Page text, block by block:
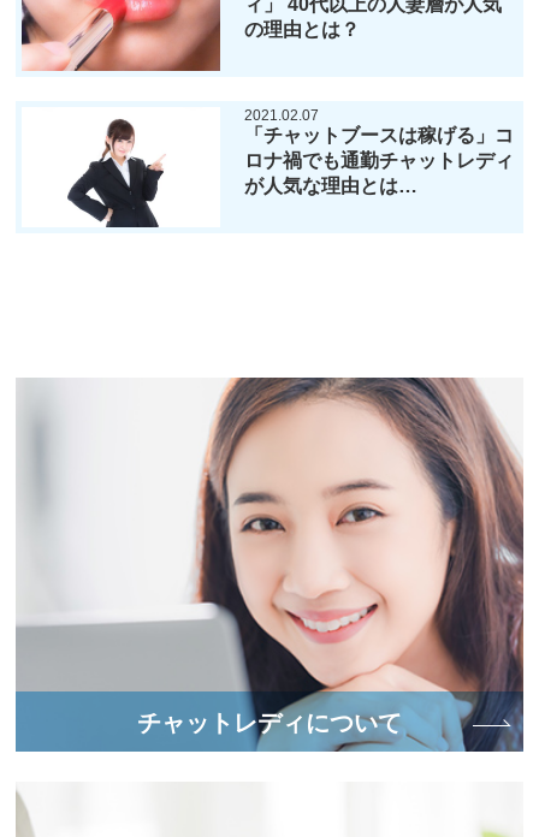
ィ」 40代以上の人妻層が人気
の理由とは？
2021.02.07
「チャットブースは稼げる」コ
ロナ禍でも通勤チャットレディ
が人気な理由とは…
チャットレディについて